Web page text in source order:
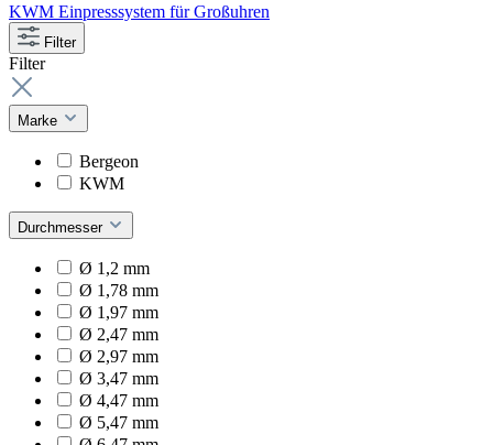
KWM Einpresssystem für Großuhren
Filter
Filter
Marke
Bergeon
KWM
Durchmesser
Ø 1,2 mm
Ø 1,78 mm
Ø 1,97 mm
Ø 2,47 mm
Ø 2,97 mm
Ø 3,47 mm
Ø 4,47 mm
Ø 5,47 mm